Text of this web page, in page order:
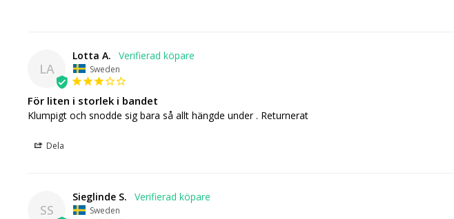
LA
Lotta A.
Sweden
För liten i storlek i bandet
Klumpigt och snodde sig bara så allt hängde under . Returnerat
Dela
SS
Sieglinde S.
Sweden